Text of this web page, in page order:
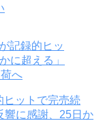
ヒットで完売続
に感謝、25日か